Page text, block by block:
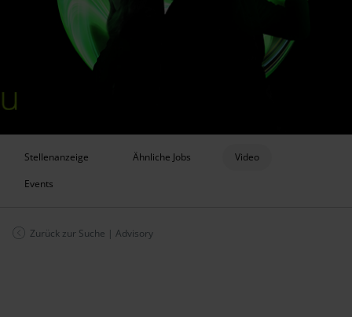
Stellenanzeige Ähnliche Jobs
Video
Events
Zurück zur Suche | Advisory